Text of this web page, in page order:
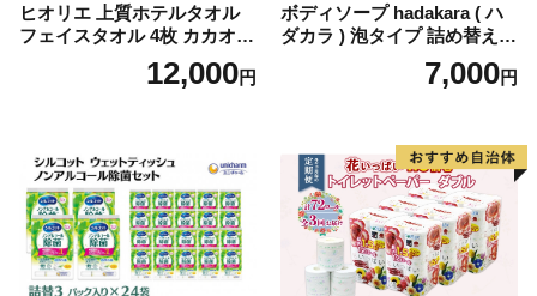
ヒオリエ 上質ホテルタオル
フェイスタオル 4枚 カカオ
【タオル 泉州タオル 吸水 普
段使い 無地 シンプル 日用品
12,000円
ボディソープ hadakara ( ハ
ダカラ ) 泡タイプ 詰め替え 4
40ml×4袋 ボディーソープ 泡
ボディソープ 泡 日用品 消耗
泡石鹸 石鹸 兵庫 兵庫県 小野
7,000円